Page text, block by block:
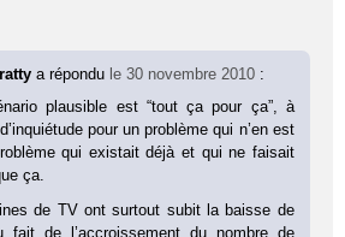
a répondu le 30 novembre 2010 :
plausible est “tout ça pour ça”, à
pour un problème qui n’en est
qui existait déjà et qui ne faisait
ça.
de TV ont surtout subit la baisse de
fait de l’accroissement du nombre de